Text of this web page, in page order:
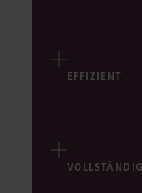
EFFIZIENT
VOLLSTÄNDIG